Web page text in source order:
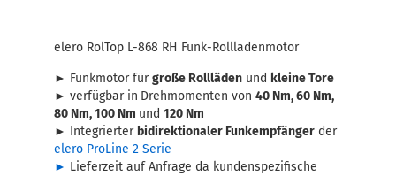
elero Rol­Top L-868 RH Funk-​Roll­la­den­mo­tor
► Funk­mo­tor fürgroße Roll­lä­den und klei­ne Tore
► ver­füg­bar in Dreh­mo­men­ten von 40 Nm, 60 Nm,
80 Nm, 100 Nm und 120 Nm
► In­te­grier­ter bi­di­rek­tio­na­ler Funk­emp­fän­ger der
elero Pro­Li­ne 2 Serie
► Lie­fer­zeit auf An­fra­ge da kun­den­spe­zi­fi­sche